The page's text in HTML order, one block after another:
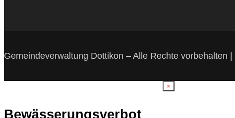
Gemeindeverwaltung Dottikon – Alle Rechte vorbehalten |
×
Bewässerungsverbot